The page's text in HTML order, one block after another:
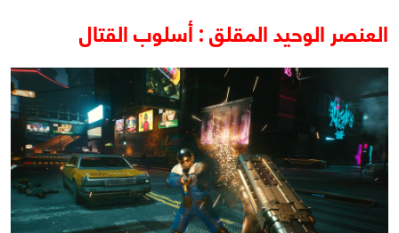
العنصر الوحيد المقلق : أسلوب القتال